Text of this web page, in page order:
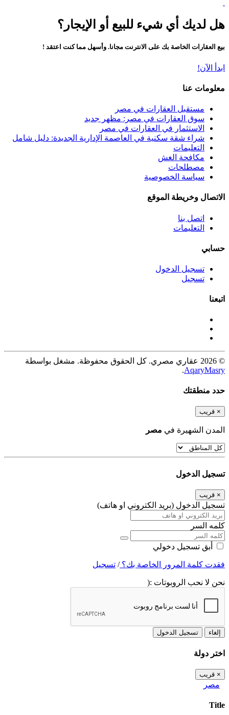
هل لديك أي شيء للبيع أو الإيجار؟
بيع العقارات الخاصة بك على الانترنت مجانا. وأسهل مما كنت اعتقد !
ابدأ الآن!
معلومات عنا
مستقبل العقارات في مصر
سوق العقارات في مصر: مظهر جديد
الاستثمار في العقارات في مصر
شراء شقة سكنية في العاصمة الإدارية الجديدة: دليل شامل
التعليمات
مكافحة الغش
مصطلحات
سياسة الخصوصية
الاتصال وخريطة الموقع
اتصل بنا
التعليمات
حسابي
تسجيل الدخول
تسجيل
اتبعنا
© 2026 عقاري مصري. كل الحقوق محفوظة. مشغل بواسطة
AqaryMasry
.
حدد منطقتك
× قريب
المدن الشهيرة في مصر
تسجيل الدخول
× قريب
تسجيل الدخول (بريد الكتروني او هاتف)
كلمه السر
أبق تسجيل دخولي
فقدت كلمة المرور الخاصة بك؟/ تسجيل
نحن لا نحب الروبوتات :(
إلغاء تسجيل الدخول
اختر دولة
× قريب
مصر
Title